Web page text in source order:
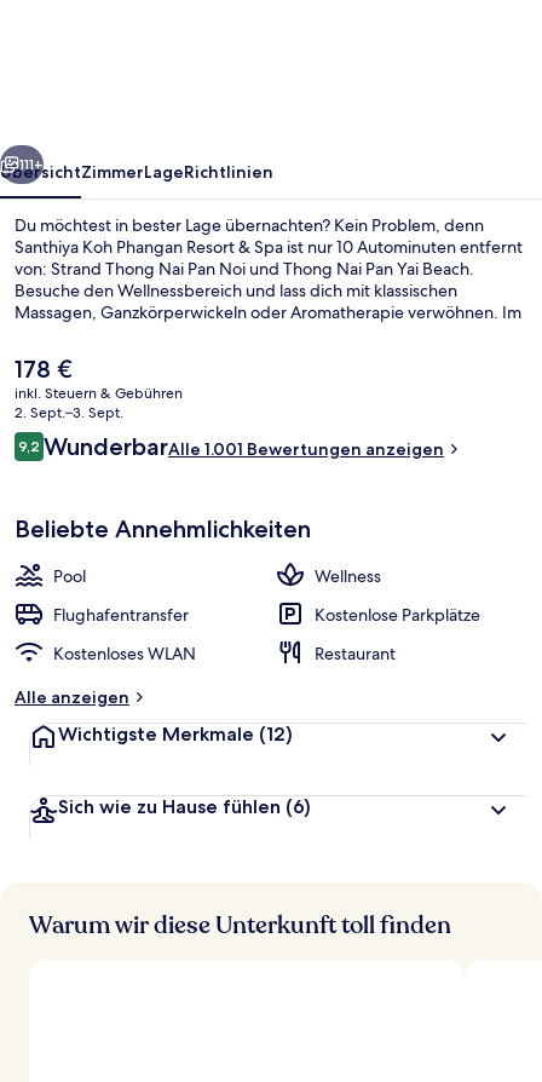
–
Up
to
THB
2,000
Credit
per
Night
Weiter
111+
ÜbersichtZimmerLageRichtlinien
Du möchtest in bester Lage übernachten? Kein Problem, denn
Santhiya Koh Phangan Resort & Spa ist nur 10 Autominuten entfernt
von: Strand Thong Nai Pan Noi und Thong Nai Pan Yai Beach.
Besuche den Wellnessbereich und lass dich mit klassischen
Massagen, Ganzkörperwickeln oder Aromatherapie verwöhnen. Im
Mittagessen und Abendessen serviert. Als weitere Highlights bietet
dieses Resort im luxuriösen Stil 2 Außenpools, eine Strandbar und
ein Dampfbad. Andere Reisende haben viel Gutes über das
hilfsbereite Personal zu berichten.
Der
aktuelle
Preis
beträgt
178 €.
178 €
inkl. Steuern & Gebühren
2. Sept.–3. Sept.
Bewertungen
9,29,2 von 10.
WunderbarAlle 1.001 Bewertungen anzeigen
Beliebte Annehmlichkeiten
Pool
Wellness
Flughafentransfer
Kostenlose Parkplätze
Kostenloses WLAN
Restaurant
Alle anzeigen
Wichtigste Merkmale (12)
Sich wie zu Hause fühlen (6)
Warum wir diese Unterkunft toll finden